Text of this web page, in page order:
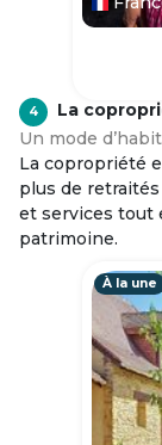
4
La
Un mode
La copropriété
plus de
et services tout
patrimoine.
À la une